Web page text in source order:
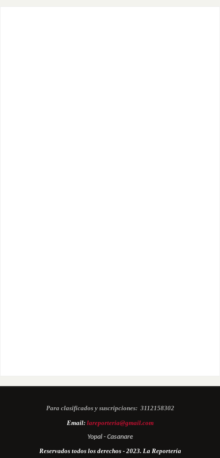
Para clasificados y suscripciones: 3112158302
Email: lareporteria@gmail.com
Yopal - Casanare
Reservados todos los derechos - 2023. La Reportería